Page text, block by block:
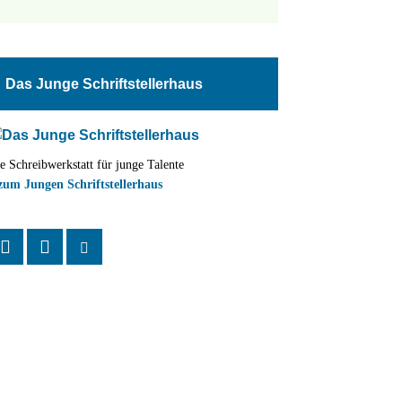
Das Junge Schriftstellerhaus
Schreibwerkstatt für junge Talente
Jungen Schriftstellerhaus